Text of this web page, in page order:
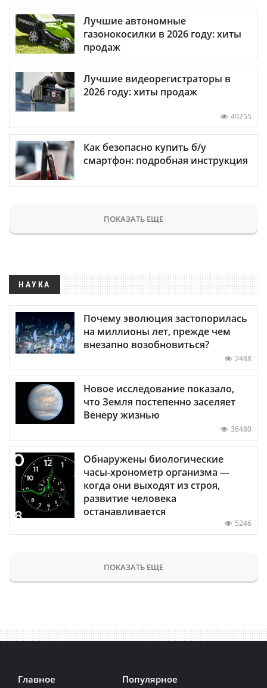
Лучшие автономные
газонокосилки в 2026 году: хиты
продаж
Лучшие видеорегистраторы в
2026 году: хиты продаж
49255
Как безопасно купить б/у
смартфон: подробная инструкция
ПОКАЗАТЬ ЕЩЕ
НАУКА
Почему эволюция застопорилась
на миллионы лет, прежде чем
внезапно возобновиться?
2488
Новое исследование показало,
что Земля постепенно заселяет
Венеру жизнью
36480
Обнаружены биологические
часы-хронометр организма —
когда они выходят из строя,
развитие человека
останавливается
5246
ПОКАЗАТЬ ЕЩЕ
Главное Популярное